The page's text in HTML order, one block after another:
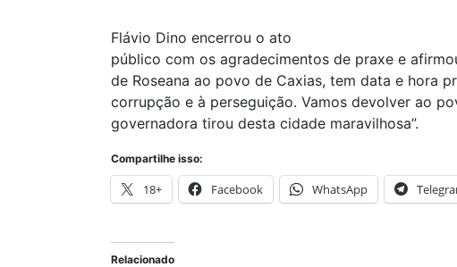
Flávio Dino encerrou o ato
público com os agradecimentos de praxe e
de Roseana ao povo de Caxias, tem data e hora
corrupção e à perseguição. Vamos devolver ao
governadora tirou desta cidade maravilhosa”.
Compartilhe isso:
18+ Facebook WhatsApp
Relacionado